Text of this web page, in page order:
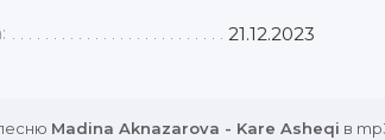
21.12.2023
Madina Aknazarova - Kare Asheqi в